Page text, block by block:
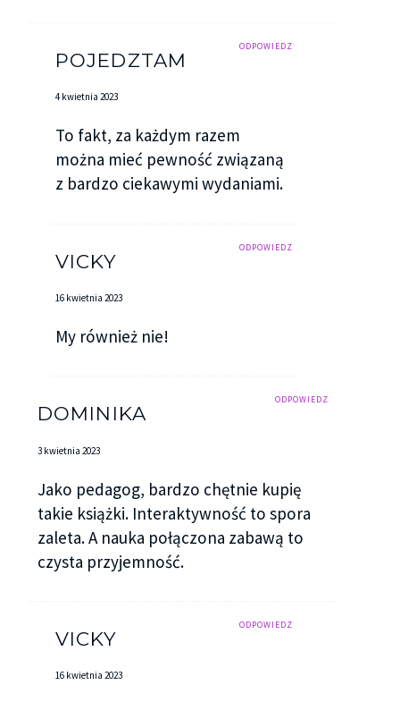
ODPOWIEDZ
POJEDZTAM
4 kwietnia 2023
To fakt, za każdym razem
można mieć pewność związaną
z bardzo ciekawymi wydaniami.
ODPOWIEDZ
VICKY
16 kwietnia 2023
My również nie!
ODPOWIEDZ
DOMINIKA
3 kwietnia 2023
Jako pedagog, bardzo chętnie kupię
takie książki. Interaktywność to spora
zaleta. A nauka połączona zabawą to
czysta przyjemność.
ODPOWIEDZ
VICKY
16 kwietnia 2023